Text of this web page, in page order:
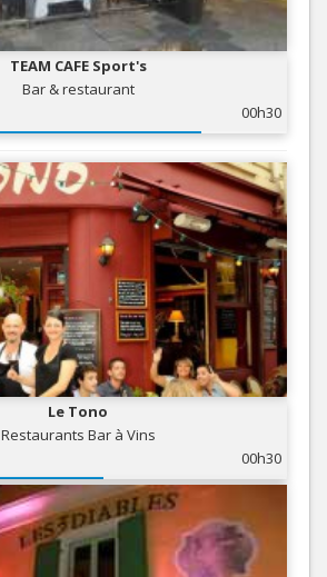
TEAM CAFE Sport's
Bar & restaurant
00h30
Le Tono
Restaurants Bar à Vins
00h30